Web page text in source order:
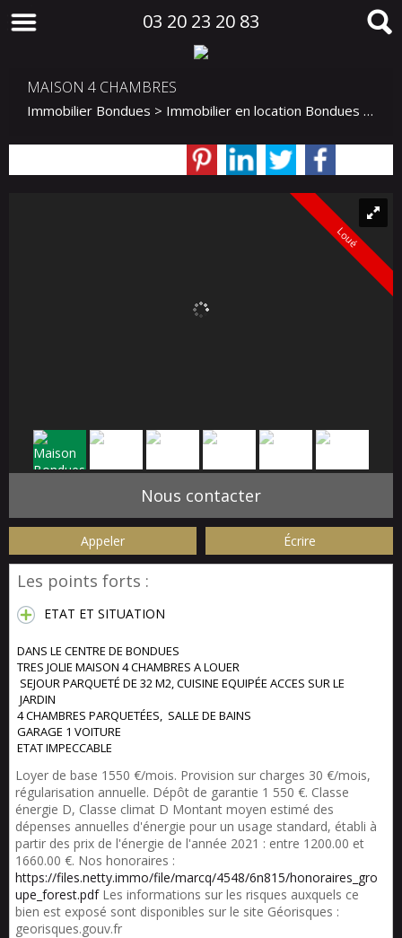
03 20 23 20 83
MAISON 4 CHAMBRES
Immobilier Bondues > Immobilier en location Bondues >
Loué
Nous contacter
Appeler Écrire
Les points forts :
ETAT ET SITUATION
DANS LE CENTRE DE BONDUES
TRES JOLIE MAISON 4 CHAMBRES A LOUER
SEJOUR PARQUETÉ DE 32 M2, CUISINE EQUIPÉE ACCES SUR LE
JARDIN
4 CHAMBRES PARQUETÉES, SALLE DE BAINS
GARAGE 1 VOITURE
ETAT IMPECCABLE
Loyer de base 1550 €/mois. Provision sur charges 30 €/mois,
régularisation annuelle. Dépôt de garantie 1 550 €. Classe
énergie D, Classe climat D Montant moyen estimé des
dépenses annuelles d'énergie pour un usage standard, établi à
partir des prix de l'énergie de l'année 2021 : entre 1200.00 et
1660.00 €. Nos honoraires :
https://files.netty.immo/file/marcq/4548/6n815/honoraires_gro
upe_forest.pdfLes informations sur les risques auxquels ce
bien est exposé sont disponibles sur le site Géorisques :
georisques.gouv.fr